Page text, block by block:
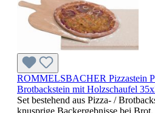
ROMMELSBACHER Pizzastein
Brotbackstein mit Holzschaufel
Set bestehend aus Pizza- /